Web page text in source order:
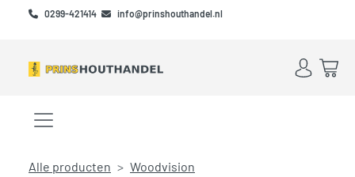
Skip to main content
Skip to footer
0299-421414 info@prinshouthandel.nl
Account
Menu openen/sluiten
Alle producten
Woodvision